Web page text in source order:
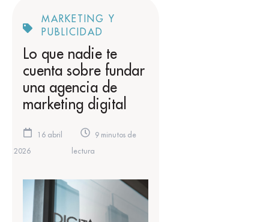
MARKETING Y
PUBLICIDAD
Lo que nadie te
cuenta sobre fundar
una agencia de
marketing digital
16 abril
2026
9 minutos de
lectura